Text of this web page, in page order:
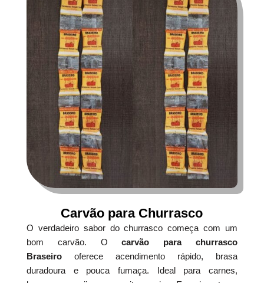
Carvão para Churrasco
O verdadeiro sabor do churrasco começa com um
bom carvão. Ocarvão para churrasco
Braseirooferece acendimento rápido, brasa
duradoura e pouca fumaça. Ideal para carnes,